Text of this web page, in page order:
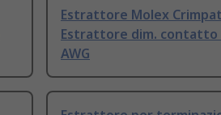
Estrattore Molex
Estrattore dim. contatto
AWG